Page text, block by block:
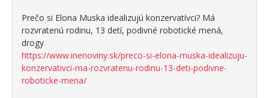
Prečo si Elona Muska idealizujú konzervatívci? Má
rozvratenú rodinu, 13 detí, podivné robotické mená,
drogy
https://www.inenoviny.sk/preco-si-elona-muska-idealizuju-
konzervativci-ma-rozvratenu-rodinu-13-deti-podivne-
roboticke-mena/